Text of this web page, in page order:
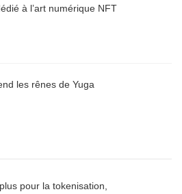
à l’art numérique NFT
les rênes de Yuga
pour la tokenisation,